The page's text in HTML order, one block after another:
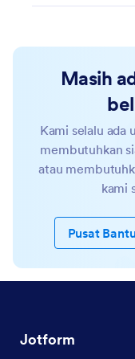
Masih
Kami selalu ada
membutuhkan
atau
kami
Pusat
Jotform